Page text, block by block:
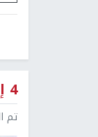
4 إصابات بين طفيفة ومتوسطة في حادثي سير
تم